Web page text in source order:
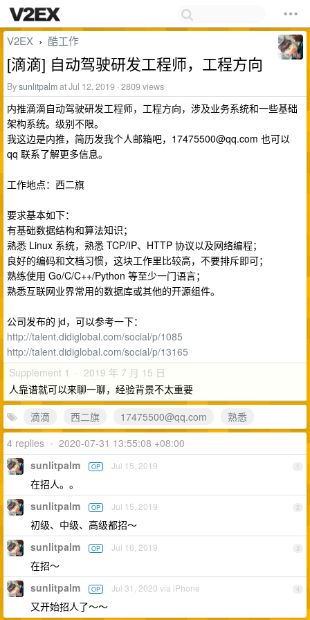
V2EX › 酷工作
[滴滴] 自动驾驶研发工程师，工程方向
Bysunlitpalmat Jul 12, 2019 · 2809 views
内推滴滴自动驾驶研发工程师，工程方向，涉及业务系统和一些基础
架构系统。级别不限。
我这边是内推，简历发我个人邮箱吧， 17475500@qq.com 也可以
qq 联系了解更多信息。
工作地点：西二旗
要求基本如下：
有基础数据结构和算法知识；
熟悉 Linux 系统，熟悉 TCP/IP、HTTP 协议以及网络编程；
良好的编码和文档习惯，这块工作里比较高，不要排斥即可；
熟练使用 Go/C/C++/Python 等至少一门语言；
熟悉互联网业界常用的数据库或其他的开源组件。
公司发布的 jd，可以参考一下：
http://talent.didiglobal.com/social/p/1085
http://talent.didiglobal.com/social/p/13165
Supplement 1 · 2019 年 7 月 15 日
人靠谱就可以来聊一聊，经验背景不太重要
滴滴
西二旗 17475500@qq.com
熟悉
4 replies • 2020-07-31 13:55:08 +08:00
1
sunlitpalm OP Jul 15, 2019
在招人。。
2
sunlitpalm OP Jul 15, 2019
初级、中级、高级都招～
3
sunlitpalm OP Jul 16, 2019
在招～
4
sunlitpalm OP Jul 31, 2020 via iPhone
又开始招人了～～